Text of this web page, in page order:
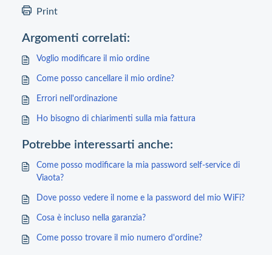
Print
Argomenti correlati:
Voglio modificare il mio ordine
Come posso cancellare il mio ordine?
Errori nell'ordinazione
Ho bisogno di chiarimenti sulla mia fattura
Potrebbe interessarti anche:
Come posso modificare la mia password self-service di
Viaota?
Dove posso vedere il nome e la password del mio WiFi?
Cosa è incluso nella garanzia?
Come posso trovare il mio numero d'ordine?